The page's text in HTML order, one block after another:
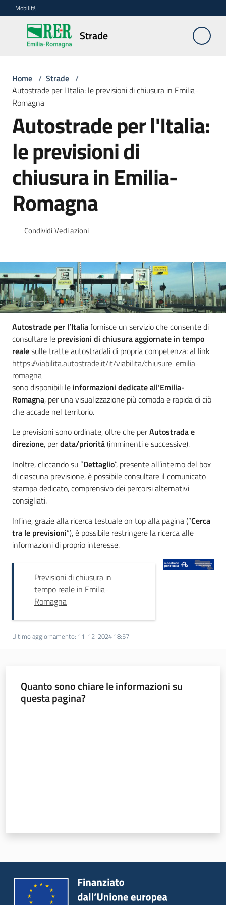
Vai al contenuto
Vai alla navigazione
Vai al footer
Mobilità
Strade
Strade
Contesto
Strumenti
Sicurezza
stradale
Mobilità
Argomenti
Novità
Servizi
Piani Programmi
Progetti
Home / Strade /
Autostrade per l'Italia: le previsioni di chiusura in Emilia-
Romagna
Autostrade per l'Italia:
le previsioni di
chiusura in Emilia-
Romagna
CondividiVedi azioni
Autostrade per l’Italiafornisce un servizio che consente di
consultare le previsioni di chiusura aggiornate in tempo
realesulle tratte autostradali di propria competenza: al link
https://viabilita.autostrade.it/it/viabilita/chiusure-emilia-
romagna
sono disponibili le informazioni dedicate all’Emilia-
Romagna, per una visualizzazione più comoda e rapida di ciò
che accade nel territorio.
Le previsioni sono ordinate, oltre che perAutostrada e
direzione, perdata/priorità(imminenti e successive).
Inoltre, cliccando su “Dettaglio”, presente all’interno del box
di ciascuna previsione, è possibile consultare il comunicato
stampa dedicato, comprensivo dei percorsi alternativi
consigliati.
Infine, grazie alla ricerca testuale on top alla pagina (“Cerca
tra le previsioni”), è possibile restringere la ricerca alle
informazioni di proprio interesse.
Previsioni di chiusura in
tempo reale in Emilia-
Romagna
Ultimo aggiornamento: 11-12-2024 18:57
Quanto sono chiare le informazioni su
questa pagina?